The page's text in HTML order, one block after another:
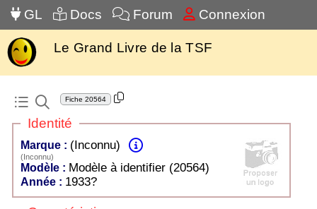
GL Docs Forum Connexion
Le Grand Livre de la TSF
Fiche 20564
Identité
Marque : (Inconnu)
(Inconnu)
Modèle : Modèle à identifier (20564)
Année : 1933?